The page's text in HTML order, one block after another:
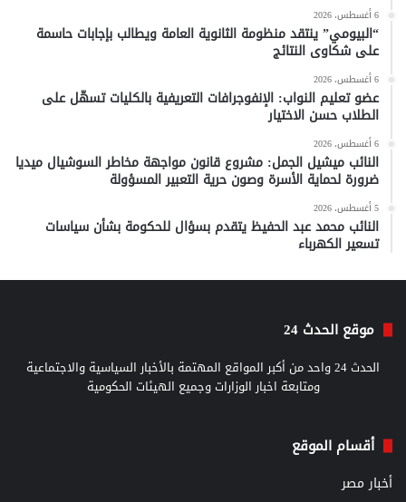
6 أغسطس، 2026
“البيومي” ينتقد منظومة الثانوية العامة ويطالب بإجابات حاسمة
على شكاوى النتائج
6 أغسطس، 2026
عضو تعليم النواب: الإنفوجرافات التعريفية بالكليات تسهّل على
الطلاب حسن الاختيار
6 أغسطس، 2026
النائب ميشيل الجمل: مشروع قانون مواجهة مخاطر السوشيال ميديا
ضرورة لحماية الأسرة وصون حرية التعبير المسؤولة
5 أغسطس، 2026
النائب محمد عبد الحفيظ يتقدم بسؤال للحكومة بشأن سياسات
تسعير الكهرباء
موقع الحدث 24
الحدث 24 واحد من أكبر المواقع المهتمة بالأخبار السياسية والاجتماعية
ومتابعة اخبار الوزارات وجميع الهيئات الحكومية
أقسام الموقع
أخبار مصر